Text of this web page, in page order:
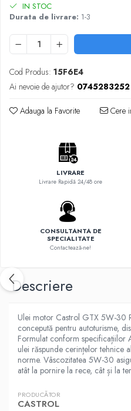
IN STOC
Durata de livrare: 1-3
Cod Produs: 15F6E4
Ai nevoie de ajutor? 0745283252
Adauga la Favorite Cere
LIVRARE
Livrare Rapidă 24/48 ore
CONSULTANTA DE
SPECIALITATE
Contactează-ne!
Descriere
Ulei motor Castrol GTX 5W-30
concepută pentru autoturisme,
Formulat conform specificațiilor
ulei răspunde cerințelor tehnice
norme. Vâscozitatea 5W-30
atât la pornire la rece, cât și la
PRODUCĂTOR
CASTROL